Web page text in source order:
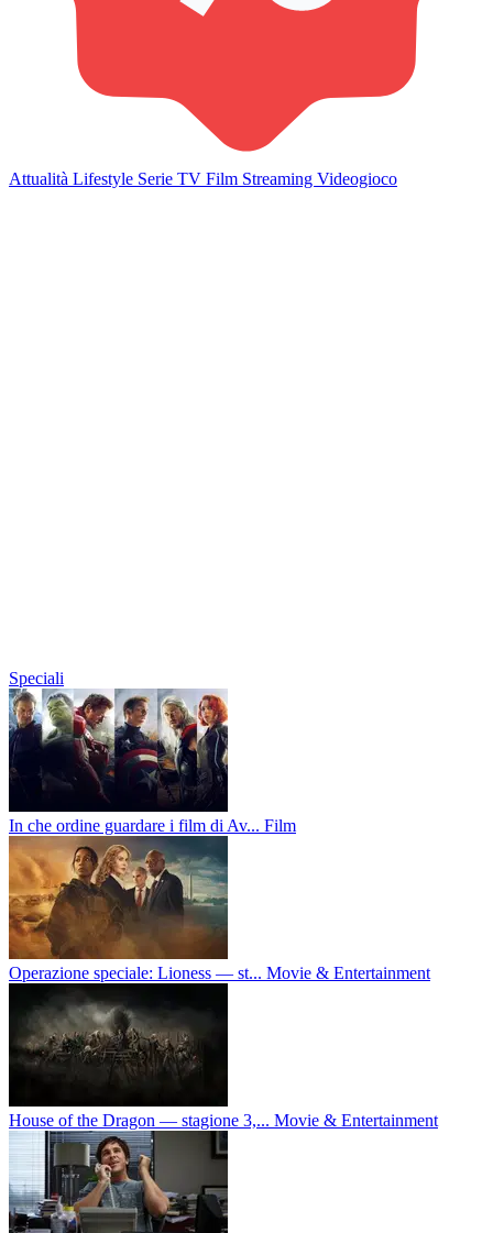
Attualità Lifestyle Serie TV Film Streaming Videogioco
Speciali
In che ordine guardare i film di Av... Film
Operazione speciale: Lioness — st... Movie & Entertainment
House of the Dragon — stagione 3,... Movie & Entertainment